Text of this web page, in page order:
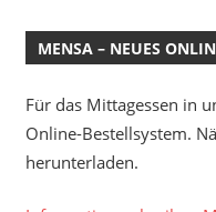
MENSA – NEUES
Für das Mittagessen in
Online-Bestellsystem.
herunterladen.